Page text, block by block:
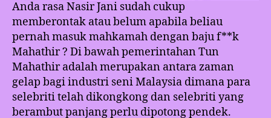
Anda rasa Nasir Jani sudah cukup
memberontak atau belum apabila beliau
pernah masuk mahkamah dengan baju f**k
Mahathir ? Di bawah pemerintahan Tun
Mahathir adalah merupakan antara zaman
gelap bagi industri seni Malaysia dimana para
selebriti telah dikongkong dan selebriti yang
berambut panjang perlu dipotong pendek.